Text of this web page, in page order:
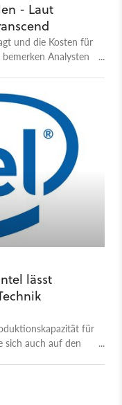
- Laut
und die Kosten für
Analysten
lässt
für
sich auch auf den